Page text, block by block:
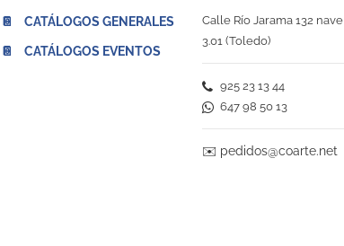
📔 CATÁLOGOS GENERALES
📔 CATÁLOGOS EVENTOS
Calle Río Jarama 132 nave
3.01 (Toledo)
925 23 13 44
647 98 50 13
✉️ pedidos@coarte.net